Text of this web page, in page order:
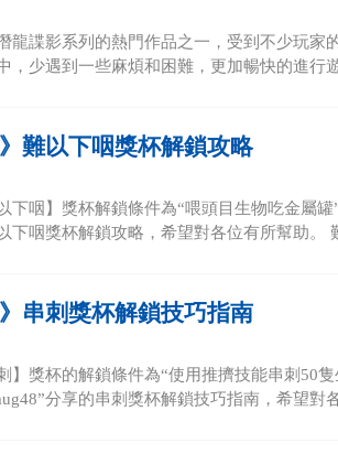
龍諜影系列的熱門作品之一，受到不少玩
，少遇到一些麻煩和困難，更加暢快的進行
難以下咽獎杯解鎖攻略
下咽】獎杯解鎖條件為“喂頭目生物吃金屬
下咽獎杯解鎖攻略，希望對各位有所幫助。
串刺獎杯解鎖技巧指南
】獎杯的解鎖條件為“使用推擠技能串刺50
分享的串刺獎杯解鎖技巧指南，希望對